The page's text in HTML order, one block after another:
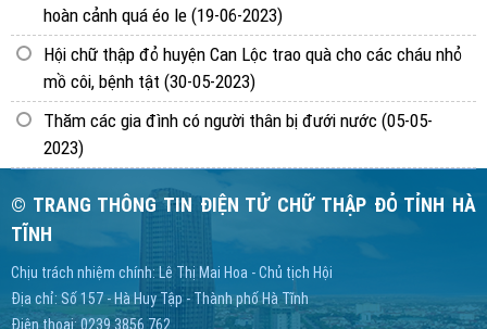
hoàn cảnh quá éo le (19-06-2023)
Hội chữ thập đỏ huyện Can Lộc trao quà cho các cháu nhỏ
mồ côi, bệnh tật (30-05-2023)
Thăm các gia đình có người thân bị đưới nước (05-05-
2023)
© TRANG THÔNG TIN ĐIỆN TỬ CHỮ THẬP ĐỎ TỈNH HÀ
TĨNH
Chịu trách nhiệm chính: Lê Thị Mai Hoa - Chủ tịch Hội
Địa chỉ: Số 157 - Hà Huy Tập - Thành phố Hà Tĩnh
Điện thoại: 0239 3856 762